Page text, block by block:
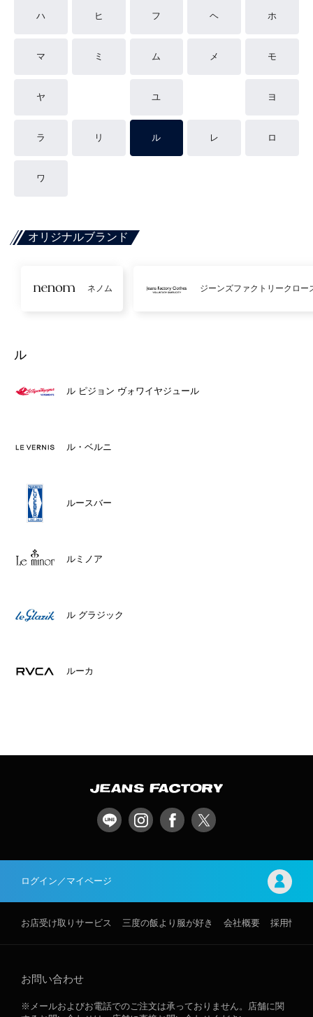
ハ ヒ フ ヘ ホ
マ ミ ム メ モ
ヤ ユ ヨ
ラ リ ル レ ロ
ワ
オリジナルブランド
ネノム ジーンズファクトリークロー
ル
ル ピジョン ヴォワイヤジュール
ル・ベルニ
ルースバー
ルミノア
ル グラジック
ルーカ
ログイン／マイページ
お店受け取りサービス 三度の飯より服が好き 会社概要 採用情報
お問い合わせ
※メールおよびお電話でのご注文は承っておりません。店舗に関